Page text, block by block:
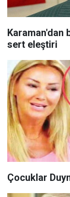
Karaman'dan
sert eleştiri
Çocuklar